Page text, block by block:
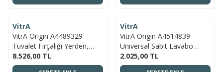
ÜCRETSIZ KARGO
VitrA
VitrA Origin A4489329
Tuvalet Fırçalığı Yerden,
Soft Bakır
8.526,00 TL
ÜCRETSIZ KARGO
VitrA
VitrA Origin A4514839
Unıversal Sabit Lavabo
Süzgeci, Parlak Siyah
2.025,00 TL